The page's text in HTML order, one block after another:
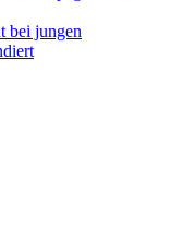
bei jungen